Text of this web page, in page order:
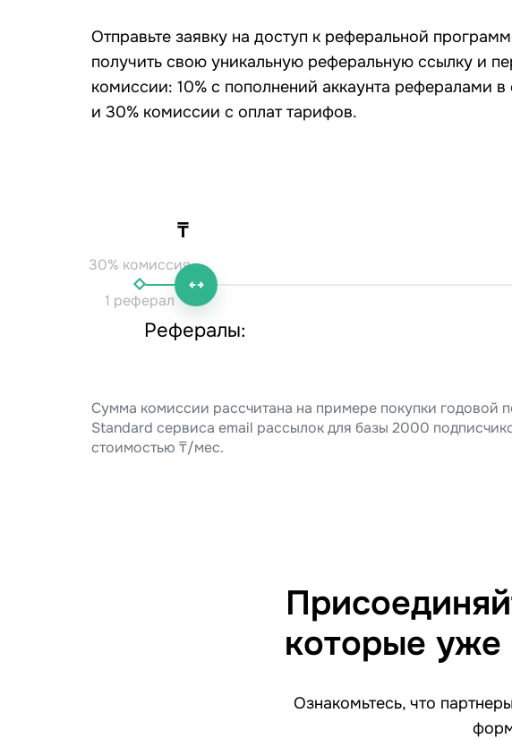
Отправьте заявку на доступ к реферальной
получить свою уникальную реферальную ссылку и
комиссии: 10% с пополнений аккаунта рефералами в
и 30% комиссии с оплат тарифов.
Рефералы:
₸
30% комиссия
1 реферал
Сумма комиссии рассчитана на примере покупки годовой
Standard сервиса email рассылок для базы 2000
стоимостью ₸/мес.
которые
Ознакомьтесь, что